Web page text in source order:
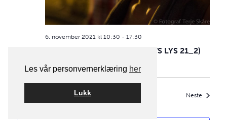
Les vår personvernerklæring her
Lukk
Workshop Lys – 6/11+7/11 (WS LYS 21_2)
6. november 2021 kl 10:30 - 17:30
aktiviteter
Neste